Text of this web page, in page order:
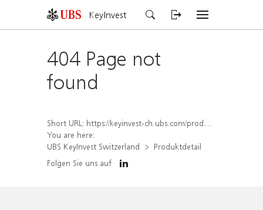
KeyInvest
404 Page not
found
Short URL: https://keyinvest-ch.ubs.com/produkt/detail/index/isin/CH1567435206
You are here:
UBS KeyInvest Switzerland
Produktdetail
Folgen Sie uns auf